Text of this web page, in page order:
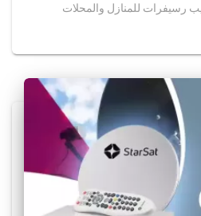
رسيفرات للمنازل والمحلات